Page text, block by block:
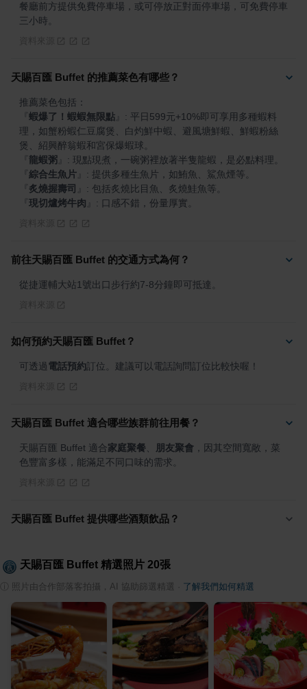
餐廳前方提供免費停車場，或可停放正對面停車場，可免費停車
三小時。
天賜百匯 Buffet 的推薦菜色有哪些？
蝦爆了！蝦蝦無限點
: 平日599元+10%即可享用多種蝦料
理，如蟹粉蝦仁豆腐煲、白灼鮮中蝦、避風塘鮮蝦、鮮蝦粉絲
龍蝦粥
綜合生魚片
炙燒握壽司
現切爐烤牛肉 : 口感不錯，份量厚實。
前往天賜百匯 Buffet 的交通方式為何？
從捷運輔大站1號出口步行約7-8分鐘即可抵達。
如何預約天賜百匯 Buffet？
可透過電話預約訂位。建議可以電話詢問訂位比較快喔！
天賜百匯 Buffet 適合哪些族群前往用餐？
天賜百匯 Buffet 適合家庭聚餐 朋友聚會 ，因其空間寬敞，菜
色豐富多樣，能滿足不同口味的需求。
天賜百匯 Buffet 提供哪些酒類飲品？
天賜百匯 Buffet 精選照片 20張
照片由合作部落客拍攝，AI 協助篩選精選 了解我們如何精選